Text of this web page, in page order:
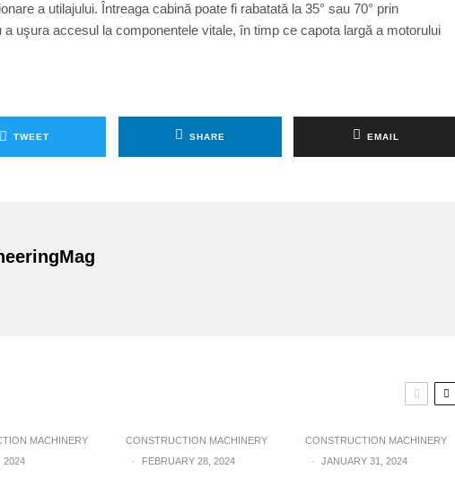
a utilajului. Întreaga cabină poate fi rabatată la 35° sau 70° prin
uşura accesul la componentele vitale, în timp ce capota largă a motorului
TWEET SHARE EMAIL
MACHINERY
2024
CONSTRUCTION MACHINERY
·
FEBRUARY 28, 2024
CONSTRUCTION MACHINERY
·
JANUARY 31, 2024